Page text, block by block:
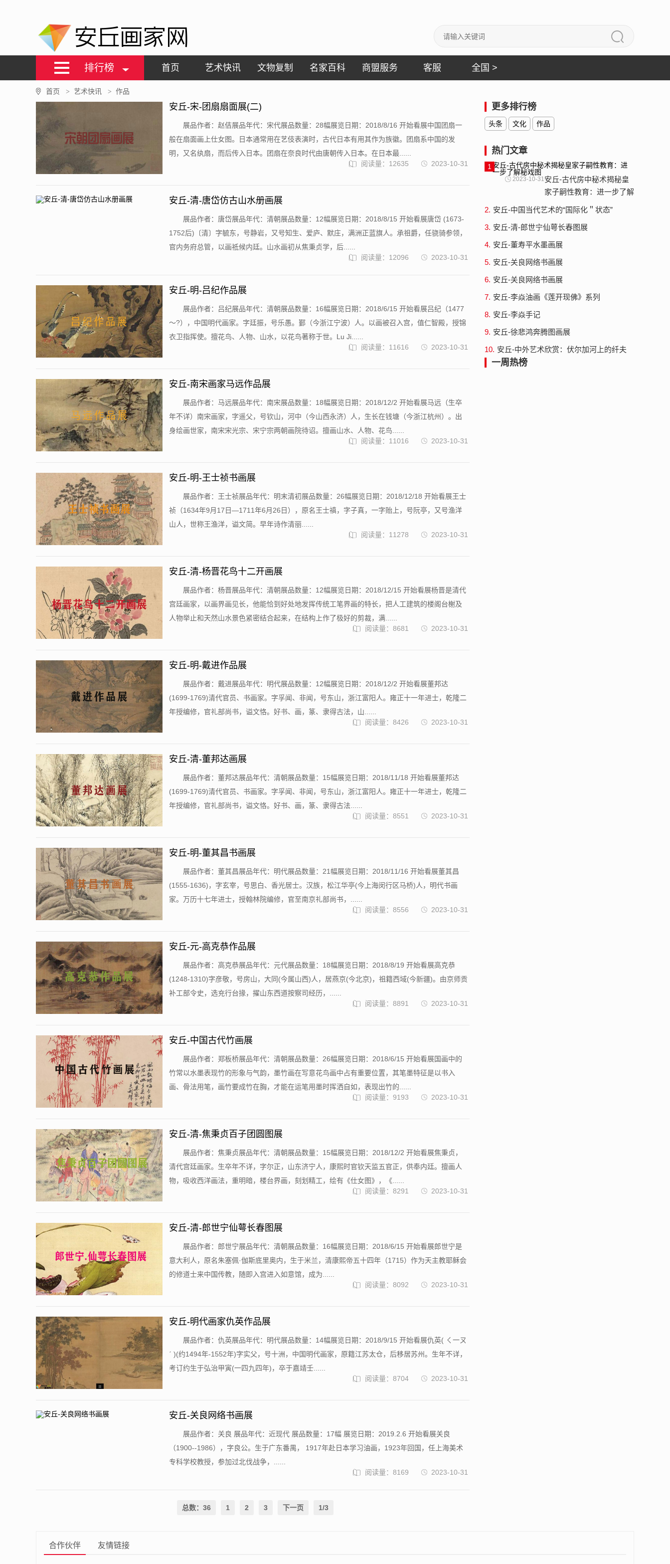
安丘画家网
排行榜 首页 艺术快讯 文物复制 名家百科 商盟服务 客服 全国 >
首页 > 艺术快讯 > 作品
安丘-宋-团扇扇面展(二)
展品作者：赵佶展品年代：宋代展品数量：28幅展览日期：2018/8/16 开始看展中国团扇一
般在扇面画上仕女图。日本通常用在艺伎表演时，古代日本有用其作为族徽。团扇系中国的发
明，又名纨扇，而后传入日本。团扇在奈良时代由唐朝传入日本。在日本最......
2023-10-31
阅读量：12635
安丘-清-唐岱仿古山水册画展
展品作者：唐岱展品年代：清朝展品数量：12幅展览日期：2018/8/15 开始看展唐岱 (1673-
1752后)〔清〕字毓东，号静岩，又号知生、爱庐、默庄，满洲正蓝旗人。承祖爵，任骁骑参领，
官内务府总管，以画祗候内廷。山水画初从焦秉贞学，后......
2023-10-31
阅读量：12096
安丘-明-吕纪作品展
展品作者：吕纪展品年代：清朝展品数量：16幅展览日期：2018/6/15 开始看展吕纪（1477
～?），中国明代画家。字廷振，号乐愚。鄞（今浙江宁波）人。以画被召入宫，值仁智殿，授锦
衣卫指挥使。擅花鸟、人物、山水，以花鸟著称于世。Lu Ji......
2023-10-31
阅读量：11616
安丘-南宋画家马远作品展
展品作者：马远展品年代：南宋展品数量：18幅展览日期：2018/12/2 开始看展马远（生卒
年不详）南宋画家，字遥父，号钦山，河中（今山西永济）人，生长在钱塘（今浙江杭州）。出
身绘画世家，南宋宋光宗、宋宁宗两朝画院待诏。擅画山水、人物、花鸟......
2023-10-31
阅读量：11016
安丘-明-王士祯书画展
展品作者：王士祯展品年代：明末清初展品数量：26幅展览日期：2018/12/18 开始看展王士
祯（1634年9月17日—1711年6月26日），原名王士禛，字子真，一字贻上，号阮亭，又号渔洋
山人，世称王渔洋，谥文简。早年诗作清丽......
2023-10-31
阅读量：11278
安丘-清-杨晋花鸟十二开画展
展品作者：杨晋展品年代：清朝展品数量：12幅展览日期：2018/12/15 开始看展杨晋是清代
宫廷画家，以画界画见长，他能恰到好处地发挥传统工笔界画的特长，把人工建筑的楼阁台榭及
人物举止和天然山水景色紧密结合起来，在结构上作了极好的剪裁，满......
2023-10-31
阅读量：8681
安丘-明-戴进作品展
展品作者：戴进展品年代：明代展品数量：12幅展览日期：2018/12/2 开始看展董邦达
(1699-1769)清代官员、书画家。字孚闻、非闻，号东山，浙江富阳人。雍正十一年进士，乾隆二
年授编修，官礼部尚书，谥文恪。好书、画，篆、隶得古法，山......
2023-10-31
阅读量：8426
安丘-清-董邦达画展
展品作者：董邦达展品年代：清朝展品数量：15幅展览日期：2018/11/18 开始看展董邦达
(1699-1769)清代官员、书画家。字孚闻、非闻，号东山，浙江富阳人。雍正十一年进士，乾隆二
年授编修，官礼部尚书，谥文恪。好书、画，篆、隶得古法......
2023-10-31
阅读量：8551
安丘-明-董其昌书画展
展品作者：董其昌展品年代：明代展品数量：21幅展览日期：2018/11/16 开始看展董其昌
(1555-1636)，字玄宰，号思白、香光居士。汉族，松江华亭(今上海闵行区马桥)人，明代书画
家。万历十七年进士，授翰林院编修，官至南京礼部尚书，......
2023-10-31
阅读量：8556
安丘-元-高克恭作品展
展品作者：高克恭展品年代：元代展品数量：18幅展览日期：2018/8/19 开始看展高克恭
(1248-1310)字彦敬，号房山，大同(今属山西)人，居燕京(今北京)，祖籍西域(今新疆)。由京师贡
补工部令史，选充行台掾，擢山东西道按察司经历，......
2023-10-31
阅读量：8891
安丘-中国古代竹画展
展品作者：郑板桥展品年代：清朝展品数量：26幅展览日期：2018/6/15 开始看展国画中的
竹常以水墨表现竹的形象与气韵，墨竹画在写意花鸟画中占有重要位置，其笔墨特征是以书入
画、骨法用笔，画竹要成竹在胸，才能在运笔用墨时挥洒自如，表现出竹的......
2023-10-31
阅读量：9193
安丘-清-焦秉贞百子团圆图展
展品作者：焦秉贞展品年代：清朝展品数量：15幅展览日期：2018/12/2 开始看展焦秉贞，
清代宫廷画家。生卒年不详，字尔正，山东济宁人，康熙时官钦天监五官正，供奉内廷。擅画人
物，吸收西洋画法，重明暗，楼台界画，刻划精工，绘有《仕女图》，《......
2023-10-31
阅读量：8291
安丘-清-郎世宁仙萼长春图展
展品作者：郎世宁展品年代：清朝展品数量：16幅展览日期：2018/6/15 开始看展郎世宁是
意大利人，原名朱塞佩·伽斯底里奥内，生于米兰，清康熙帝五十四年（1715）作为天主教耶稣会
的修道士来中国传教，随即入宫进入如意馆，成为......
2023-10-31
阅读量：8092
安丘-明代画家仇英作品展
展品作者：仇英展品年代：明代展品数量：14幅展览日期：2018/9/15 开始看展仇英( ㄑ一ㄡ
ˊ )(约1494年-1552年)字实父，号十洲，中国明代画家，原籍江苏太仓，后移居苏州。生年不详，
考订约生于弘治甲寅(一四九四年)，卒于嘉靖壬......
2023-10-31
阅读量：8704
安丘-关良网络书画展
展品作者：关良 展品年代：近现代 展品数量：17幅 展览日期：2019.2.6 开始看展关良
（1900--1986），字良公。生于广东番禺， 1917年赴日本学习油画，1923年回国，任上海美术
专科学校教授，参加过北伐战争，......
2023-10-31
阅读量：8169
总数：36 1 2 3 下一页 1/3
更多排行榜
头条 文化 作品
热门文章
1
安丘-古代房中秘术揭秘皇
家子嗣性教育：进一步了解
秘戏图
2023-10-31
2. 安丘-中国当代艺术的“国际化＂状态”
3. 安丘-清-郎世宁仙萼长春图展
4. 安丘-董寿平水墨画展
5. 安丘-关良网络书画展
6. 安丘-关良网络书画展
7. 安丘-李焱油画《莲开现佛》系列
8. 安丘-李焱手记
9. 安丘-徐悲鸿奔腾图画展
10. 安丘-中外艺术欣赏：伏尔加河上的纤夫
一周热榜
合作伙伴 友情链接